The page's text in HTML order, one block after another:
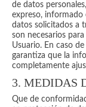
de datos
expreso, informado
datos solicitados a
son necesarios
Usuario. En caso
garantiza que la
completamente
3. MEDIDAS
Que de